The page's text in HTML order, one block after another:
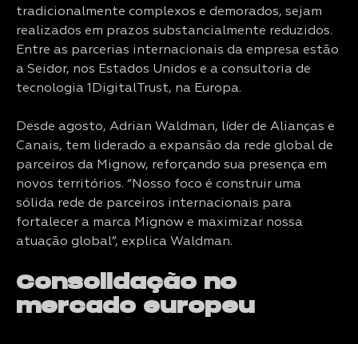
tradicionalmente complexos e demorados, sejam
realizados em prazos substancialmente reduzidos.
Entre as parcerias internacionais da empresa estão
a Seidor, nos Estados Unidos e a consultoria de
tecnologia 1DigitalTrust, na Europa.
Desde agosto, Adrian Waldman, líder de Alianças e
Canais, tem liderado a expansão da rede global de
parceiros da Mignow, reforçando sua presença em
novos territórios. “Nosso foco é construir uma
sólida rede de parceiros internacionais para
fortalecer a marca Mignow e maximizar nossa
atuação global”, explica Waldman.
Consolidação no
mercado europeu